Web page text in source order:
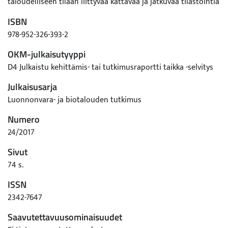
ISBN
978-952-326-393-2
OKM-julkaisutyyppi
D4 Julkaistu kehittämis- tai tutkimusraportti taikka -selvitys
Julkaisusarja
Luonnonvara- ja biotalouden tutkimus
Numero
24/2017
Sivut
74 s.
ISSN
2342-7647
Saavutettavuusominaisuudet